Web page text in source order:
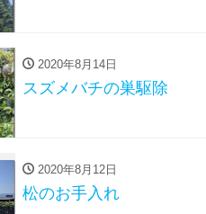
2020年8月14日
スズメバチの巣駆除
2020年8月12日
松のお手入れ